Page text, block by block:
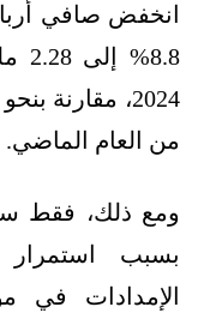
انخفض صافي
من العام الماضي.
ومع ذلك، فقط
بسبب استمرار
الإمدادات في